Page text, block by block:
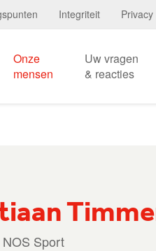
Integriteit
Onze
mensen
Uw vragen
& reacties
Sport